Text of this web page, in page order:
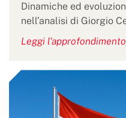
Dinamiche ed
nell’analisi di Giorgio
Leggi l'approfondimento